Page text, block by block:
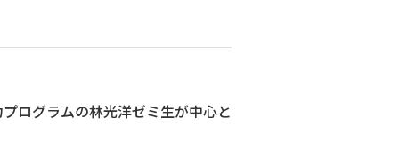
ログラムの林光洋ゼミ生が中心と